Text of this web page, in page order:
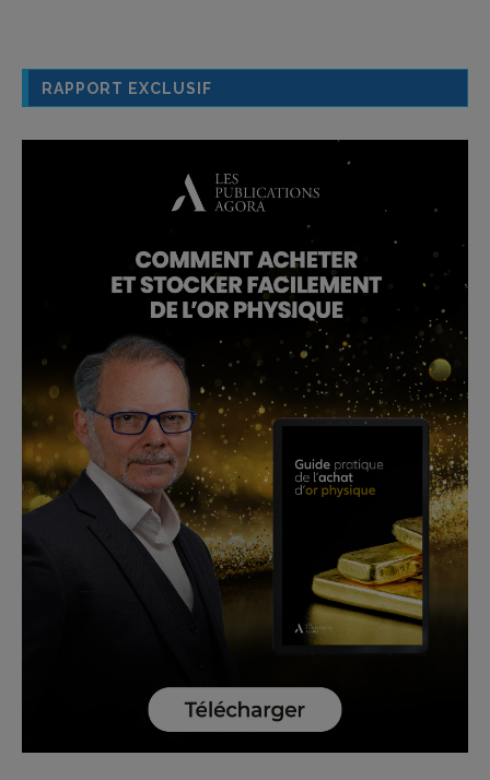
RAPPORT EXCLUSIF